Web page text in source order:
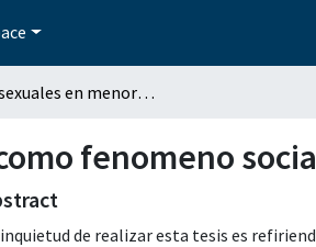
Delitos sexuales en menores como fenomeno social
fenomeno
de realizar esta tesis es